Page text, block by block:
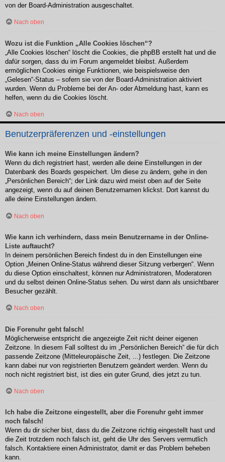
von der Board-Administration ausgeschaltet.
Nach oben
Wozu ist die Funktion „Alle Cookies löschen“?
„Alle Cookies löschen“ löscht die Cookies, die phpBB erstellt hat und die
dafür sorgen, dass du im Forum angemeldet bleibst. Außerdem
ermöglichen Cookies einige Funktionen, wie beispielsweise den
„Gelesen“-Status – sofern sie von der Board-Administration aktiviert
wurden. Wenn du Probleme bei der An- oder Abmeldung hast, kann es
helfen, wenn du die Cookies löscht.
Nach oben
Benutzerpräferenzen und -einstellungen
Wie kann ich meine Einstellungen ändern?
Wenn du dich registriert hast, werden alle deine Einstellungen in der
Datenbank des Boards gespeichert. Um diese zu ändern, gehe in den
„Persönlichen Bereich“; der Link dazu wird meist oben auf der Seite
angezeigt, wenn du auf deinen Benutzernamen klickst. Dort kannst du
alle deine Einstellungen ändern.
Nach oben
Wie kann ich verhindern, dass mein Benutzername in der Online-
Liste auftaucht?
In deinem persönlichen Bereich findest du in den Einstellungen eine
Option „Meinen Online-Status während dieser Sitzung verbergen“. Wenn
du diese Option einschaltest, können nur Administratoren, Moderatoren
und du selbst deinen Online-Status sehen. Du wirst dann als unsichtbarer
Besucher gezählt.
Nach oben
Die Forenuhr geht falsch!
Möglicherweise entspricht die angezeigte Zeit nicht deiner eigenen
Zeitzone. In diesem Fall solltest du im „Persönlichen Bereich“ die für dich
passende Zeitzone (Mitteleuropäische Zeit, ...) festlegen. Die Zeitzone
kann dabei nur von registrierten Benutzern geändert werden. Wenn du
noch nicht registriert bist, ist dies ein guter Grund, dies jetzt zu tun.
Nach oben
Ich habe die Zeitzone eingestellt, aber die Forenuhr geht immer
noch falsch!
Wenn du dir sicher bist, dass du die Zeitzone richtig eingestellt hast und
die Zeit trotzdem noch falsch ist, geht die Uhr des Servers vermutlich
falsch. Kontaktiere einen Administrator, damit er das Problem beheben
kann.